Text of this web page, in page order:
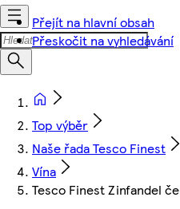
Přejít na hlavní obsah
Přeskočit na vyhledávání
Top výběr
Naše řada Tesco Finest
Vína
Tesco Finest Zinfandel